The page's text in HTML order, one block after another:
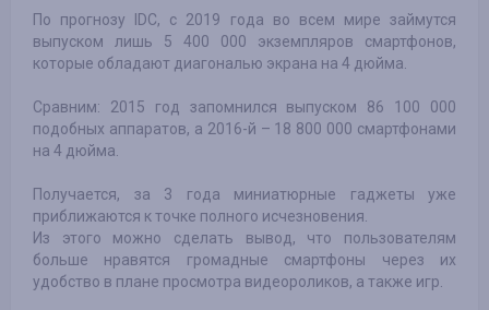
По прогнозу IDC, с 2019 года во всем мире займутся
выпуском лишь 5 400 000 экземпляров смартфонов,
которые обладают диагональю экрана на 4 дюйма.
Сравним: 2015 год запомнился выпуском 86 100 000
подобных аппаратов, а 2016-й – 18 800 000 смартфонами
на 4 дюйма.
Получается, за 3 года миниатюрные гаджеты уже
приближаются к точке полного исчезновения.
Из этого можно сделать вывод, что пользователям
больше нравятся громадные смартфоны через их
удобство в плане просмотра видеороликов, а также игр.